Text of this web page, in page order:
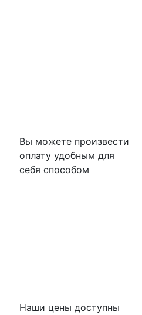
Вы можете произвести
оплату удобным для
себя способом
Наши цены доступны